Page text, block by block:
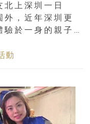
上深圳一日
外，近年深圳更
驗於一身的親子
動